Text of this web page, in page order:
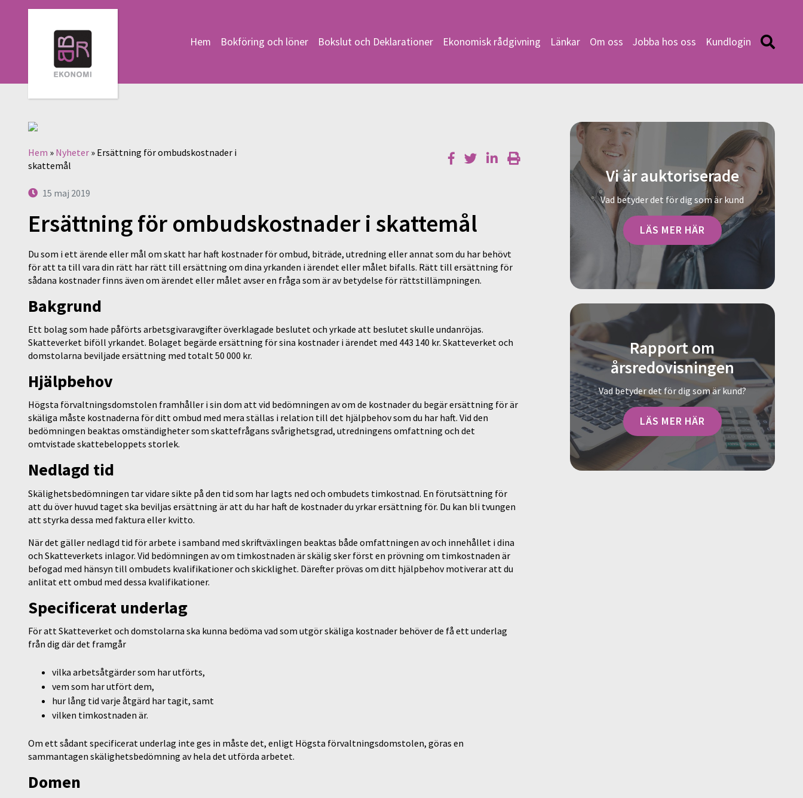
Hem Bokföring och löner Bokslut och Deklarationer Ekonomisk rådgivning Länkar Om oss Jobba hos oss Kundlogin
Hem » Nyheter » Ersättning för ombudskostnader i
skattemål
15 maj 2019
Ersättning för ombudskostnader i skattemål
Du som i ett ärende eller mål om skatt har haft kostnader för ombud, biträde, utredning eller annat som du har behövt
för att ta till vara din rätt har rätt till ersättning om dina yrkanden i ärendet eller målet bifalls. Rätt till ersättning för
sådana kostnader finns även om ärendet eller målet avser en fråga som är av betydelse för rättstillämpningen.
Bakgrund
Ett bolag som hade påförts arbetsgivaravgifter överklagade beslutet och yrkade att beslutet skulle undanröjas.
Skatteverket biföll yrkandet. Bolaget begärde ersättning för sina kostnader i ärendet med 443 140 kr. Skatteverket och
domstolarna beviljade ersättning med totalt 50 000 kr.
Hjälpbehov
Högsta förvaltningsdomstolen framhåller i sin dom att vid bedömningen av om de kostnader du begär ersättning för är
skäliga måste kostnaderna för ditt ombud med mera ställas i relation till det hjälpbehov som du har haft. Vid den
bedömningen beaktas omständigheter som skattefrågans svårighetsgrad, utredningens omfattning och det
omtvistade skattebeloppets storlek.
Nedlagd tid
Skälighetsbedömningen tar vidare sikte på den tid som har lagts ned och ombudets timkostnad. En förutsättning för
att du över huvud taget ska beviljas ersättning är att du har haft de kostnader du yrkar ersättning för. Du kan bli tvungen
att styrka dessa med faktura eller kvitto.
När det gäller nedlagd tid för arbete i samband med skriftväxlingen beaktas både omfattningen av och innehållet i dina
och Skatteverkets inlagor. Vid bedömningen av om timkostnaden är skälig sker först en prövning om timkostnaden är
befogad med hänsyn till ombudets kvalifikationer och skicklighet. Därefter prövas om ditt hjälpbehov motiverar att du
anlitat ett ombud med dessa kvalifikationer.
Specificerat underlag
För att Skatteverket och domstolarna ska kunna bedöma vad som utgör skäliga kostnader behöver de få ett underlag
från dig där det framgår
vilka arbetsåtgärder som har utförts,
vem som har utfört dem,
hur lång tid varje åtgärd har tagit, samt
vilken timkostnaden är.
Om ett sådant specificerat underlag inte ges in måste det, enligt Högsta förvaltningsdomstolen, göras en
sammantagen skälighetsbedömning av hela det utförda arbetet.
Domen
Vi är auktoriserade
Vad betyder det för dig som är kund
LÄS MER HÄR
Rapport om
årsredovisningen
Vad betyder det för dig som är kund?
LÄS MER HÄR